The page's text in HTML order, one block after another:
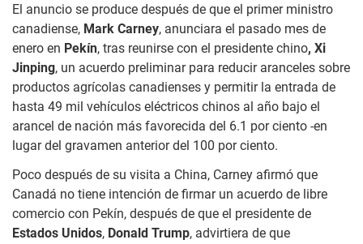
El anuncio se produce después de que el primer ministro
canadiense, Mark Carney, anunciara el pasado mes de
enero en Pekín, tras reunirse con el presidente chino, Xi
Jinping, un acuerdo preliminar para reducir aranceles sobre
productos agrícolas canadienses y permitir la entrada de
hasta 49 mil vehículos eléctricos chinos al año bajo el
arancel de nación más favorecida del 6.1 por ciento -en
lugar del gravamen anterior del 100 por ciento.
Poco después de su visita a China, Carney afirmó que
Canadá no tiene intención de firmar un acuerdo de libre
comercio con Pekín, después de que el presidente de
Estados Unidos, Donald Trump, advirtiera de que